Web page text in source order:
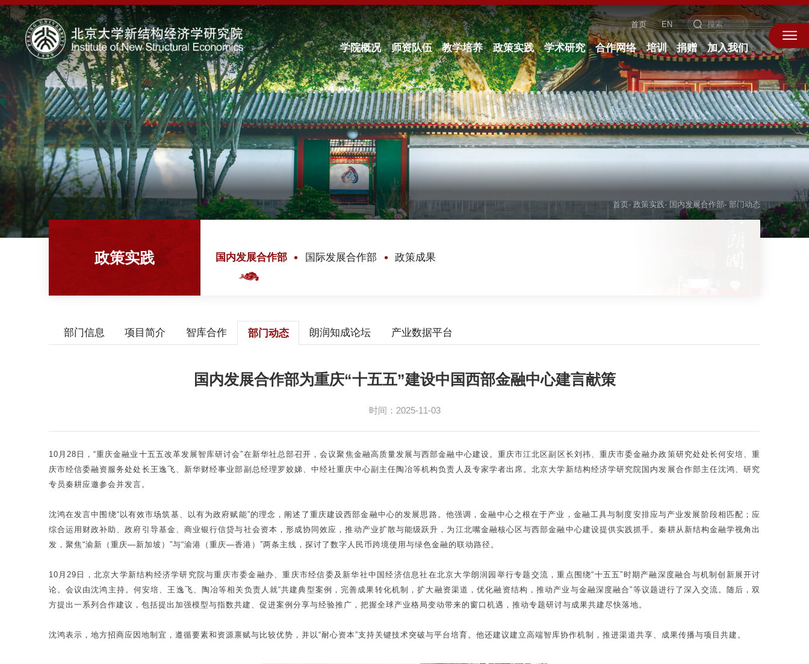
首页 EN
学院概况 师资队伍 教学培养 政策实践 学术研究 合作网络 培训 捐赠 加入我们
首页- 政策实践- 国内发展合作部- 部门动态
政策实践 国内发展合作部 国际发展合作部 政策成果
部门信息 项目简介 智库合作 部门动态 朗润知成论坛 产业数据平台
国内发展合作部为重庆“十五五”建设中国西部金融中心建言献策
时间：2025-11-03
10月28日，“重庆金融业十五五改革发展智库研讨会”在新华社总部召开，会议聚焦金融高质量发展与西部金融中心建设。重庆市江北区副区长刘祎、重庆市委金融办政策研究处处长何安培、重
庆市经信委融资服务处处长王逸飞、新华财经事业部副总经理罗姣娣、中经社重庆中心副主任陶冶等机构负责人及专家学者出席。北京大学新结构经济学研究院国内发展合作部主任沈鸿、研究
专员秦耕应邀参会并发言。
沈鸿在发言中围绕“以有效市场筑基、以有为政府赋能”的理念，阐述了重庆建设西部金融中心的发展思路。他强调，金融中心之根在于产业，金融工具与制度安排应与产业发展阶段相匹配；应
综合运用财政补助、政府引导基金、商业银行信贷与社会资本，形成协同效应，推动产业扩散与能级跃升，为江北嘴金融核心区与西部金融中心建设提供实践抓手。秦耕从新结构金融学视角出
发，聚焦“渝新（重庆—新加坡）”与“渝港（重庆—香港）”两条主线，探讨了数字人民币跨境使用与绿色金融的联动路径。
10月29日，北京大学新结构经济学研究院与重庆市委金融办、重庆市经信委及新华社中国经济信息社在北京大学朗润园举行专题交流，重点围绕“十五五”时期产融深度融合与机制创新展开讨
论。会议由沈鸿主持。何安培、王逸飞、陶冶等相关负责人就“共建典型案例，完善成果转化机制，扩大融资渠道，优化融资结构，推动产业与金融深度融合”等议题进行了深入交流。随后，双
方提出一系列合作建议，包括提出加强模型与指数共建、促进案例分享与经验推广，把握全球产业格局变动带来的窗口机遇，推动专题研讨与成果共建尽快落地。
沈鸿表示，地方招商应因地制宜，遵循要素和资源禀赋与比较优势，并以“耐心资本”支持关键技术突破与平台培育。他还建议建立高端智库协作机制，推进渠道共享、成果传播与项目共建。